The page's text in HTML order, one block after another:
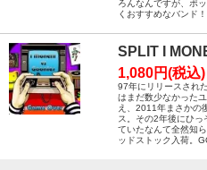
ろんなんですが、ポ
くおすすめなバンド！
SPLIT I
1,080円(税込)
97年にリリースされ
はまだ数少なかった
え、2011年まさかの
ス。その2年後にひっ
ていたなんて全然知
ッドストック入荷。